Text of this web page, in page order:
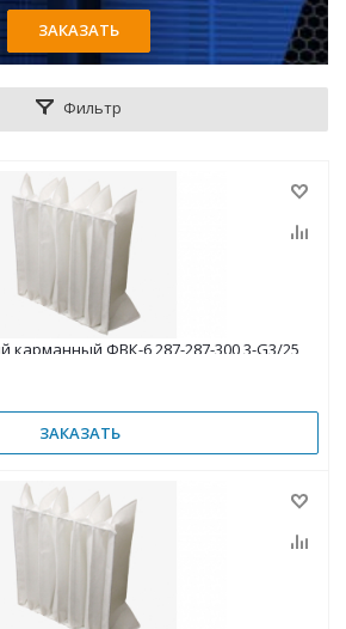
ЗАКАЗАТЬ
Фильтр
карманный ФВК-6 287-287-300 3-G3/25
ЗАКАЗАТЬ